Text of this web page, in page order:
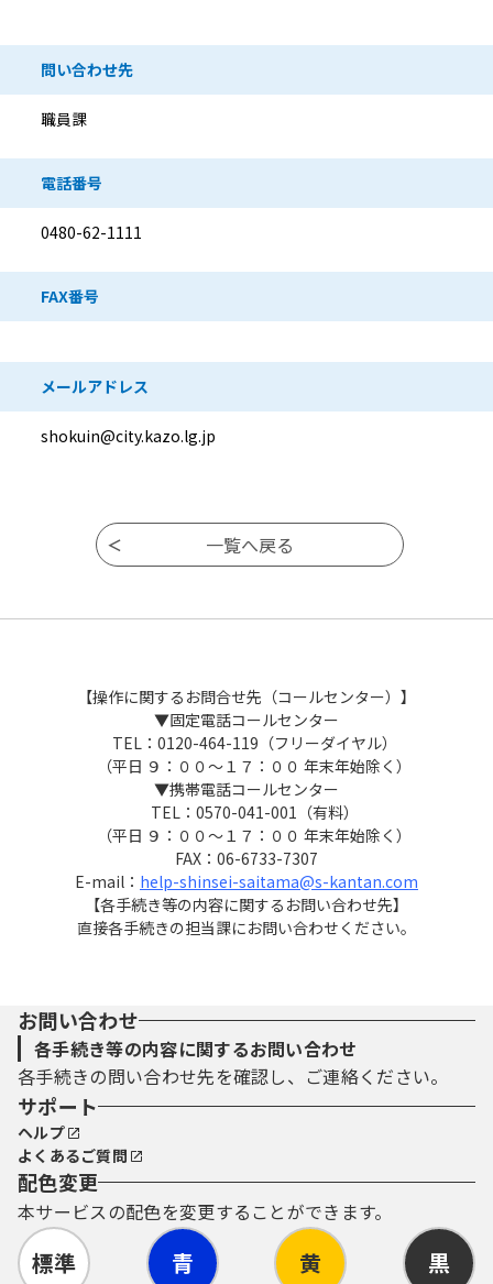
問い合わせ先
職員課
電話番号
0480-62-1111
FAX番号
メールアドレス
shokuin@city.kazo.lg.jp
【操作に関するお問合せ先（コールセンター）】
▼固定電話コールセンター
TEL：0120-464-119（フリーダイヤル）
（平日 ９：００～１７：００ 年末年始除く）
▼携帯電話コールセンター
TEL：0570-041-001（有料）
（平日 ９：００～１７：００ 年末年始除く）
FAX：06-6733-7307
E-mail： help-shinsei-saitama@s-kantan.com
【各手続き等の内容に関するお問い合わせ先】
直接各手続きの担当課にお問い合わせください。
お問い合わせ
各手続き等の内容に関するお問い合わせ
各手続きの問い合わせ先を確認し、ご連絡ください。
サポート
ヘルプ
よくあるご質問
配色変更
本サービスの配色を変更することができます。
標準 青 黄 黒